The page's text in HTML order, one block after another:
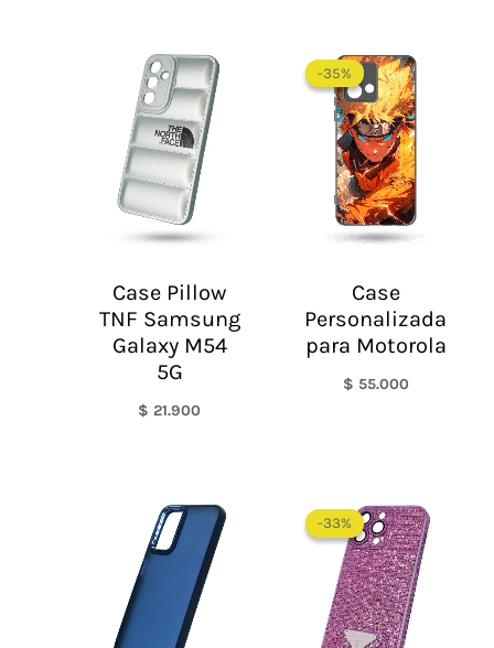
Case Pillow
TNF Samsung
Galaxy M54
5G
$ 21.900
-35%
-35%
Case
Personalizada
para Motorola
$ 55.000
-33%
-33%
precio
original
era:
$ 60.000.